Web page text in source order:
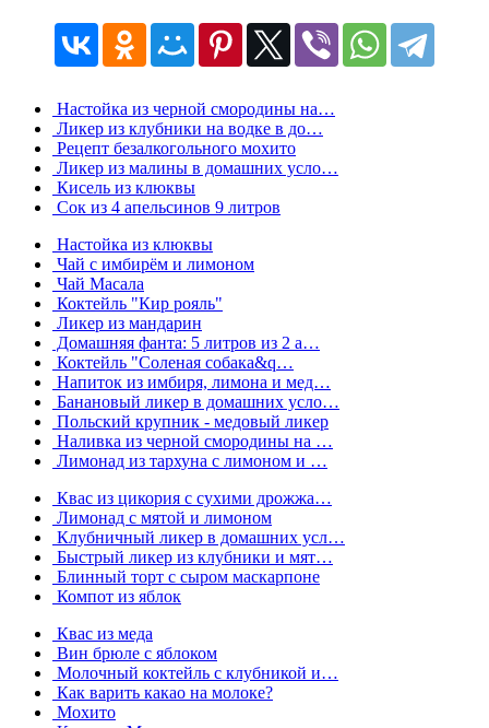
Настойка из черной смородины на…
Ликер из клубники на водке в до…
Рецепт безалкогольного мохито
Ликер из малины в домашних усло…
Кисель из клюквы
Сок из 4 апельсинов 9 литров
Настойка из клюквы
Чай с имбирём и лимоном
Чай Масала
Коктейль "Кир рояль"
Ликер из мандарин
Домашняя фанта: 5 литров из 2 а…
Коктейль "Соленая собака&q…
Напиток из имбиря, лимона и мед…
Банановый ликер в домашних усло…
Польский крупник - медовый ликер
Наливка из черной смородины на …
Лимонад из тархуна с лимоном и …
Квас из цикория с сухими дрожжа…
Лимонад с мятой и лимоном
Клубничный ликер в домашних усл…
Быстрый ликер из клубники и мят…
Блинный торт с сыром маскарпоне
Компот из яблок
Квас из меда
Вин брюле с яблоком
Молочный коктейль с клубникой и…
Как варить какао на молоке?
Мохито